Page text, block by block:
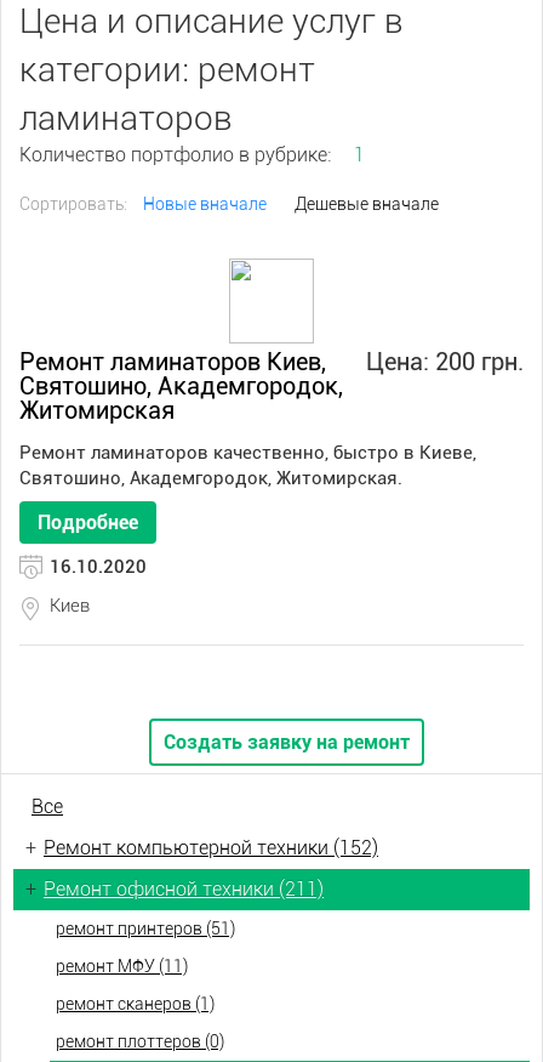
Цена и описание услуг в
категории: ремонт
ламинаторов
Количество портфолио в рубрике: 1
Сортировать: Новые вначале Дешевые вначале
Цена: 200 грн.
Ремонт ламинаторов Киев,
Святошино, Академгородок,
Житомирская
Ремонт ламинаторов качественно, быстро в Киеве,
Святошино, Академгородок, Житомирская.
Подробнее
16.10.2020
Киев
Создать заявку на ремонт
Все
+ Ремонт компьютерной техники (152)
+ Ремонт офисной техники (211)
ремонт принтеров (51)
ремонт МФУ (11)
ремонт сканеров (1)
ремонт плоттеров (0)